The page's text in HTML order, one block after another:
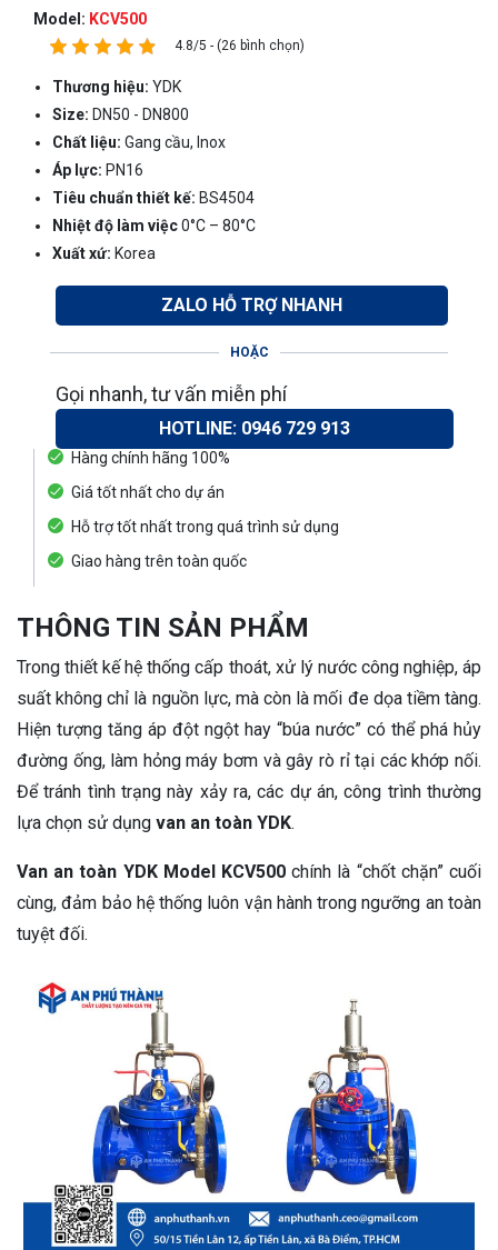
Model: KCV500
4.8/5 - (26 bình chọn)
Thương hiệu: YDK
Size: DN50 - DN800
Chất liệu: Gang cầu, Inox
Áp lực: PN16
Tiêu chuẩn thiết kế: BS4504
Nhiệt độ làm việc0°C – 80°C
Xuất xứ: Korea
ZALO HỖ TRỢ NHANH
HOẶC
Gọi nhanh, tư vấn miễn phí
HOTLINE: 0946 729 913
Hàng chính hãng 100%
Giá tốt nhất cho dự án
Hỗ trợ tốt nhất trong quá trình sử dụng
Giao hàng trên toàn quốc
THÔNG TIN SẢN PHẨM
Trong thiết kế hệ thống cấp thoát, xử lý nước công nghiệp, áp
suất không chỉ là nguồn lực, mà còn là mối đe dọa tiềm tàng.
Hiện tượng tăng áp đột ngột hay “búa nước” có thể phá hủy
đường ống, làm hỏng máy bơm và gây rò rỉ tại các khớp nối.
Để tránh tình trạng này xảy ra, các dự án, công trình thường
lựa chọn sử dụng van an toàn YDK.
Van an toàn YDK Model KCV500 chính là “chốt chặn” cuối
cùng, đảm bảo hệ thống luôn vận hành trong ngưỡng an toàn
tuyệt đối.